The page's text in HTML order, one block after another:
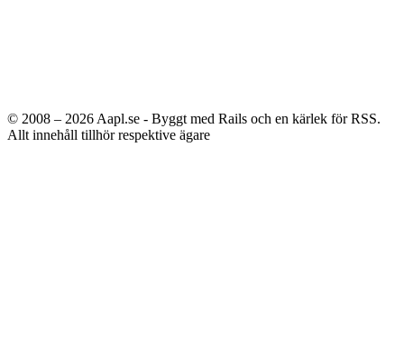
© 2008 – 2026 Aapl.se - Byggt med Rails och en kärlek för RSS.
Allt innehåll tillhör respektive ägare